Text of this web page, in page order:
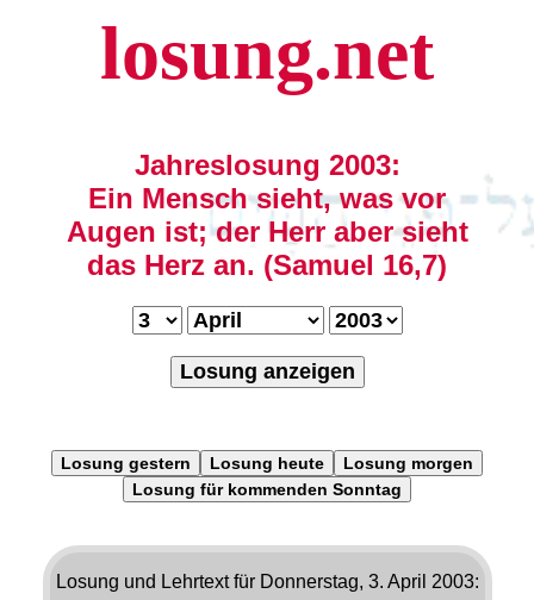
losung.net
Jahreslosung 2003:
Ein Mensch sieht, was vor
Augen ist; der Herr aber sieht
das Herz an. (Samuel 16,7)
Losung anzeigen
Losung gestern Losung heute
Losung morgen
Losung für kommenden Sonntag
Losung und Lehrtext für Donnerstag, 3. April 2003: